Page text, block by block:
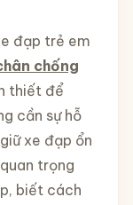
đạp trẻ em
chống
thiết để
cần sự hỗ
xe đạp ổn
trọng
biết cách